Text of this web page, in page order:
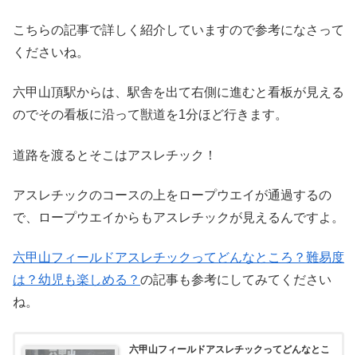
こちらの記事で詳しく紹介していますので参考になさって
くださいね。
六甲山頂駅からは、駅舎を出て右側に進むと看板が見える
のでその看板に沿って獣道を1分ほど行きます。
道路を渡るとそこはアスレチック！
アスレチックのコースの上をロープウエイが通過するの
で、ロープウエイからもアスレチックが見えるんですよ。
六甲山フィールドアスレチックってどんなところ？難易度
は？幼児も楽しめる？ の記事も参考にしてみてください
ね。
六甲山フィールドアスレチックってどんなとこ